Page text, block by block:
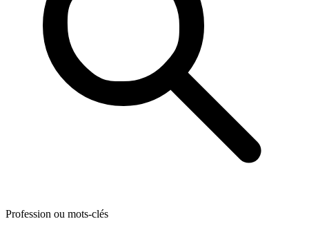
Profession ou mots-clés